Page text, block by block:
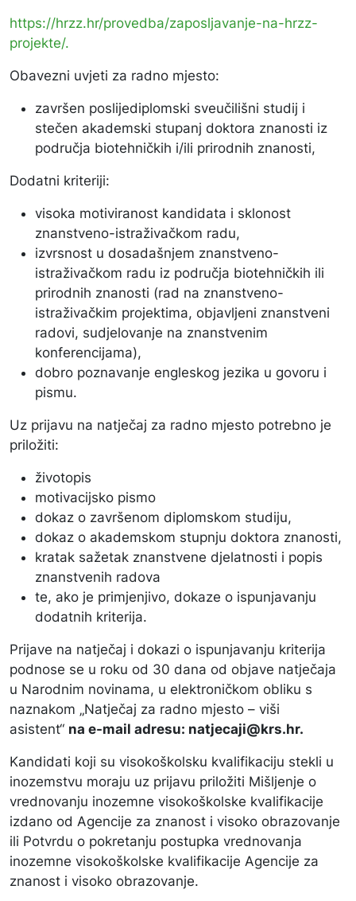
https://hrzz.hr/provedba/zaposljavanje-na-hrzz-
projekte/.
Obavezni uvjeti za radno mjesto:
završen poslijediplomski sveučilišni studij i
stečen akademski stupanj doktora znanosti iz
područja biotehničkih i/ili prirodnih znanosti,
Dodatni kriteriji:
visoka motiviranost kandidata i sklonost
znanstveno-istraživačkom radu,
izvrsnost u dosadašnjem znanstveno-
istraživačkom radu iz područja biotehničkih ili
prirodnih znanosti (rad na znanstveno-
istraživačkim projektima, objavljeni znanstveni
radovi, sudjelovanje na znanstvenim
konferencijama),
dobro poznavanje engleskog jezika u govoru i
pismu.
Uz prijavu na natječaj za radno mjesto potrebno je
priložiti:
životopis
motivacijsko pismo
dokaz o završenom diplomskom studiju,
dokaz o akademskom stupnju doktora znanosti,
kratak sažetak znanstvene djelatnosti i popis
znanstvenih radova
te, ako je primjenjivo, dokaze o ispunjavanju
dodatnih kriterija.
Prijave na natječaj i dokazi o ispunjavanju kriterija
podnose se u roku od 30 dana od objave natječaja
u Narodnim novinama, u elektroničkom obliku s
naznakom „Natječaj za radno mjesto – viši
asistent“ na e-mail adresu: natjecaji@krs.hr.
Kandidati koji su visokoškolsku kvalifikaciju stekli u
inozemstvu moraju uz prijavu priložiti Mišljenje o
vrednovanju inozemne visokoškolske kvalifikacije
izdano od Agencije za znanost i visoko obrazovanje
ili Potvrdu o pokretanju postupka vrednovanja
inozemne visokoškolske kvalifikacije Agencije za
znanost i visoko obrazovanje.